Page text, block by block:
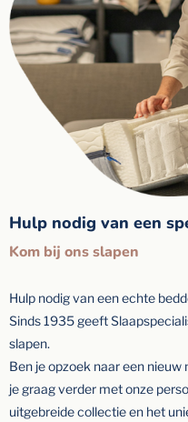
Hulp nodig van een
Kom bij ons slapen
Hulp nodig van een echte
Sinds 1935 geeft
slapen.
Ben je opzoek naar een
je graag verder met onze
uitgebreide collectie en het